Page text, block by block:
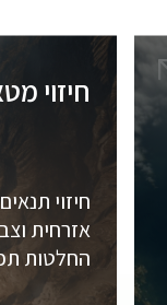
חיזוי
חיזוי
אזרחית
החלטות